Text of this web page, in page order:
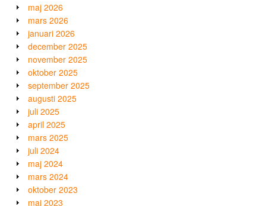
maj 2026
mars 2026
januari 2026
december 2025
november 2025
oktober 2025
september 2025
augusti 2025
juli 2025
april 2025
mars 2025
juli 2024
maj 2024
mars 2024
oktober 2023
maj 2023